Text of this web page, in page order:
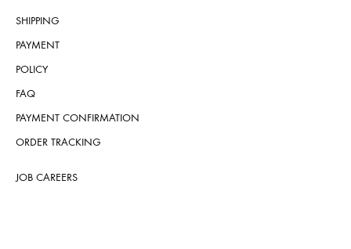
SHIPPING
PAYMENT
POLICY
FAQ
PAYMENT CONFIRMATION
ORDER TRACKING
JOB CAREERS